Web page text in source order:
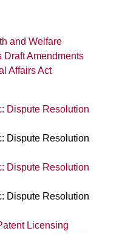
and Welfare
Draft Amendments
Affairs Act
Dispute Resolution
Dispute Resolution
Dispute Resolution
Dispute Resolution
Licensing